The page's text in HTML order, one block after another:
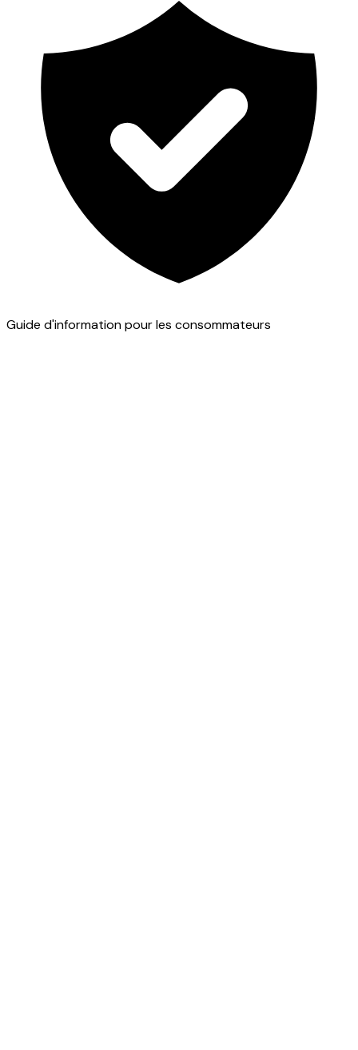
Guide d'information pour les consommateurs